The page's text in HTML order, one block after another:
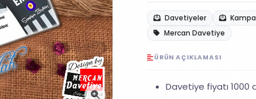
Davetiyeler
Mercan Davetiye
ÜRÜN AÇIKLAMASI
Davetiye fiyatı 1000